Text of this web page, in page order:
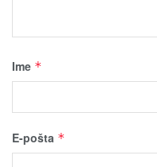
Ime *
E-pošta *